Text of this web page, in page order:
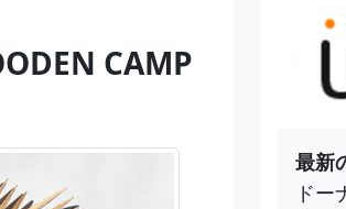
CAMP
最新
ドー